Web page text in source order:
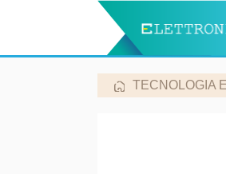
TECNOLOGIA